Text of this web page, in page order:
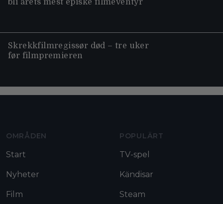
bli årets mest episke filmeventyr
Skrekkfilmregissør død – tre uker
før filmpremieren
OMRÅDEN
Start
Nyheter
Film
POPULÄRT
TV-spel
Kändisar
Steam